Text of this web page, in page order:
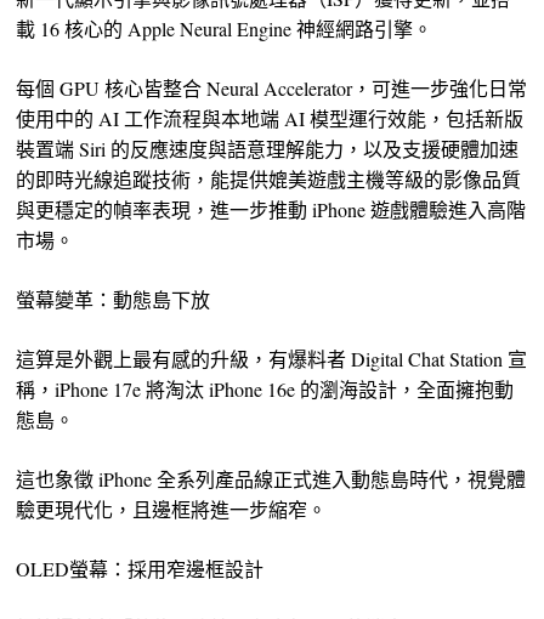
載 16 核心的 Apple Neural Engine 神經網路引擎。
每個 GPU 核心皆整合 Neural Accelerator，可進一步強化日常
使用中的 AI 工作流程與本地端 AI 模型運行效能，包括新版
裝置端 Siri 的反應速度與語意理解能力，以及支援硬體加速
的即時光線追蹤技術，能提供媲美遊戲主機等級的影像品質
與更穩定的幀率表現，進一步推動 iPhone 遊戲體驗進入高階
市場。
螢幕變革：動態島下放
這算是外觀上最有感的升級，有爆料者 Digital Chat Station 宣
稱，iPhone 17e 將淘汰 iPhone 16e 的瀏海設計，全面擁抱動
態島。
這也象徵 iPhone 全系列產品線正式進入動態島時代，視覺體
驗更現代化，且邊框將進一步縮窄。
OLED螢幕：採用窄邊框設計